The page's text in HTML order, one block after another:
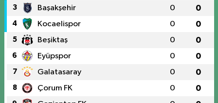
3 Başakşehir 0 0
4 Kocaelispor 0 0
5 Beşiktaş 0 0
6 Eyüpspor 0 0
7 Galatasaray 0 0
8 Çorum FK 0 0